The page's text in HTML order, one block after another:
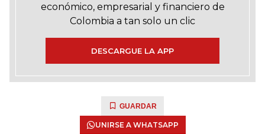
económico, empresarial y financiero de
Colombia a tan solo un clic
DESCARGUE LA APP
GUARDAR
UNIRSE A WHATSAPP